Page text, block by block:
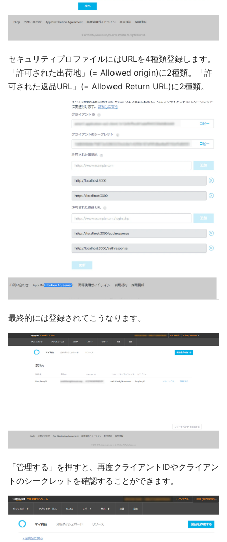
セキュリティプロファイルにはURLを4種類登録します。
「許可された出荷地」(= Allowed origin)に2種類。「許
可された返品URL」(= Allowed Return URL)に2種類。
最終的には登録されてこうなります。
「管理する」を押すと、再度クライアントIDやクライアン
トのシークレットを確認することができます。